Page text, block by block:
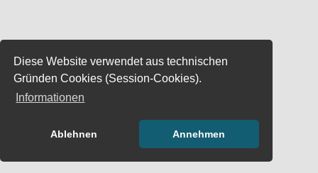
Diese Website verwendet aus technischen
Gründen Cookies (Session-Cookies).
Informationen
Ablehnen Annehmen